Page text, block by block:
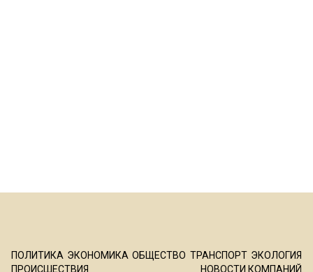
ПОЛИТИКА ЭКОНОМИКА ОБЩЕСТВО ТРАНСПОРТ ЭКОЛОГИЯ
ПРОИСШЕСТВИЯ
НОВОСТИ КОМПАНИЙ